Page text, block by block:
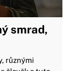
smrad,
různými